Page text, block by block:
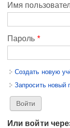
Имя
Пароль *
Создать новую
Запросить новый
Или войти